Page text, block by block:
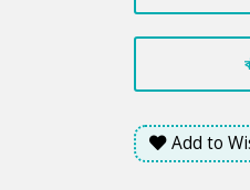
Add to